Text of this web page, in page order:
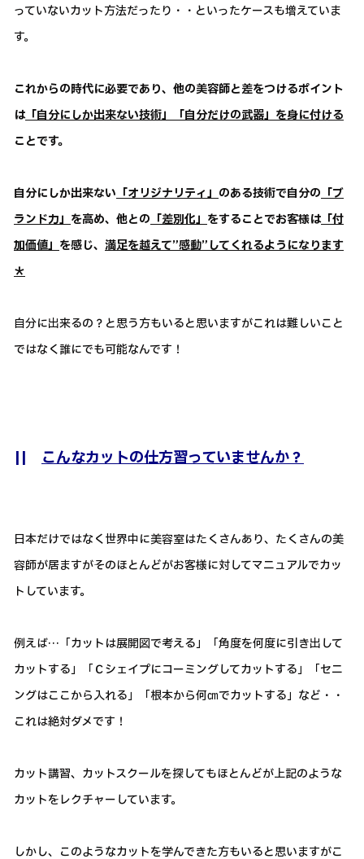
っていないカット方法だったり・・といったケースも増えていま
す。
これからの時代に必要であり、他の美容師と差をつけるポイント
は「自分にしか出来ない技術」「自分だけの武器」を身に付ける
ことです。
自分にしか出来ない 「オリジナリティ」 のある技術で自分の 「ブ
ランド力」 を高め、他との 「差別化」 をすることでお客様は「付
加価値」 を感じ、 満足を越えて”感動”してくれるようになります
＊
自分に出来るの？と思う方もいると思いますがこれは難しいこと
ではなく誰にでも可能なんです！
|| こんなカットの仕方習っていませんか？
日本だけではなく世界中に美容室はたくさんあり、たくさんの美
容師が居ますがそのほとんどがお客様に対してマニュアルでカッ
トしています。
例えば…「カットは展開図で考える」「角度を何度に引き出して
カットする」「Ｃシェイプにコーミングしてカットする」「セニ
ングはここから入れる」「根本から何㎝でカットする」など・・
これは絶対ダメです！
カット講習、カットスクールを探してもほとんどが上記のような
カットをレクチャーしています。
しかし、このようなカットを学んできた方もいると思いますがこ